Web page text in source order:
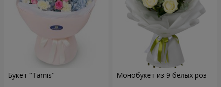
Букет "Tarnis" Монобукет из 9 белых роз